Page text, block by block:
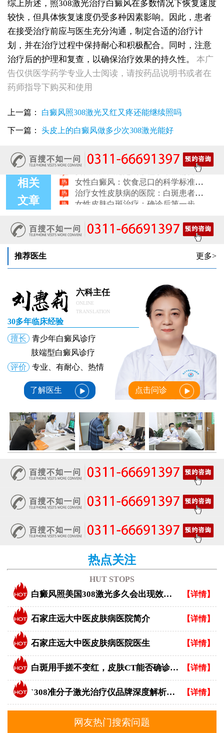
综上所述，照308激光治疗白癜风在多数情况下恢复速度
较快，但具体恢复速度仍受多种因素影响。因此，患者
在接受治疗前应与医生充分沟通，制定合适的治疗计
划，并在治疗过程中保持耐心和积极配合。同时，注意
治疗后的护理和复查，以确保治疗效果的持久性。
本广
告仅供医学药学专业人士阅读，请按药品说明书或者在
药师指导下购买和使用
上一篇： 白癜风照308激光又红又疼还能继续照吗
下一篇： 头皮上的白癜风做多少次308激光能好
相关
文章
女性白斑康复随访服务对比：好医院该做到哪些
女性白癜风治疗：遮盖产品选择安全标准是什么
女性皮肤白斑护理指南：家属陪伴需留意的细节
女性白癜风治疗：微量元素补充对康复的作用
女性白斑专科诊疗：收费透明化说明
女性白癜风稳定期移植手术：需要满足哪些条件？
女性白癜风：饮食忌口的科学标准是什么
治疗女性皮肤病的医院：白斑患者线上复诊操作步骤
女性皮肤白斑治疗：确诊后第一步该做什么
女性白癜风治疗：日常护肤避开这些刺激成分
女性皮肤病医院白斑诊疗收费明细公开
女性白癜风治疗：中药熏蒸改善微循环的作用
推荐医生
更多>
六科主任
ONLINE
TRANSLATION
30多年临床经验
擅长
青少年白癜风诊疗
肢端型白癜风诊疗
评价
专业、有耐心、热情
了解医生 点击问诊
热点关注
HUT STOPS
白癜风照美国308激光多久会出现效果？ 【详情】
石家庄远大中医皮肤病医院简介 【详情】
石家庄远大中医皮肤病医院医生 【详情】
白斑用手搓不变红，皮肤CT能否确诊白癜风？ 【详情】
`308准分子激光治疗仪品牌深度解析：专业视角下的优选指南` 【详情】
网友热门搜索问题